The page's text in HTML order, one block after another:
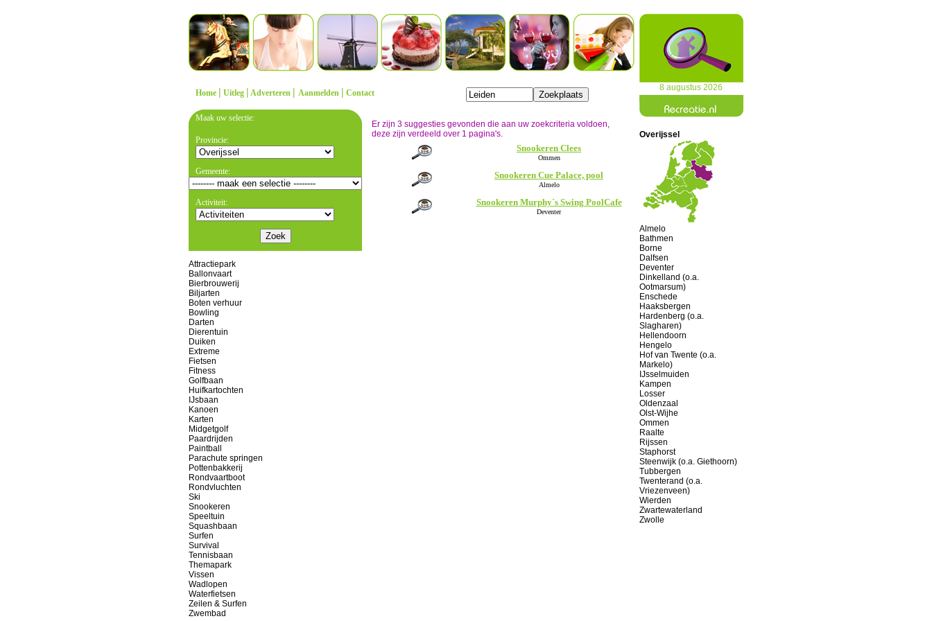
Home | Uitleg | Adverteren | Aanmelden | Contact
8 augustus 2026
Maak uw selectie:
Provincie:
Gemeente:
Activiteit:
Attractiepark
Ballonvaart
Bierbrouwerij
Biljarten
Boten verhuur
Bowling
Darten
Dierentuin
Duiken
Extreme
Fietsen
Fitness
Golfbaan
Huifkartochten
IJsbaan
Kanoen
Karten
Midgetgolf
Paardrijden
Paintball
Parachute springen
Pottenbakkerij
Rondvaartboot
Rondvluchten
Ski
Snookeren
Speeltuin
Squashbaan
Surfen
Survival
Tennisbaan
Themapark
Vissen
Wadlopen
Waterfietsen
Zeilen & Surfen
Zwembad
Er zijn 3 suggesties gevonden die aan uw zoekcriteria voldoen,
deze zijn verdeeld over 1 pagina's.
Snookeren Clees
Ommen
Snookeren Cue Palace, pool
Almelo
Snookeren Murphy`s Swing PoolCafe
Deventer
Overijssel
Almelo
Bathmen
Borne
Dalfsen
Deventer
Dinkelland (o.a.
Ootmarsum)
Enschede
Haaksbergen
Hardenberg (o.a.
Slagharen)
Hellendoorn
Hengelo
Hof van Twente (o.a.
Markelo)
IJsselmuiden
Kampen
Losser
Oldenzaal
Olst-Wijhe
Ommen
Raalte
Rijssen
Staphorst
Steenwijk (o.a. Giethoorn)
Tubbergen
Twenterand (o.a.
Vriezenveen)
Wierden
Zwartewaterland
Zwolle